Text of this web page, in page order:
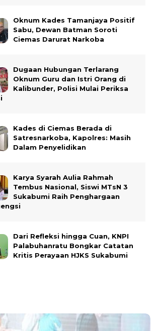
Oknum Kades Tamanjaya Positif
Sabu, Dewan Batman Soroti
Ciemas Darurat Narkoba
Dugaan Hubungan Terlarang
Oknum Guru dan Istri Orang di
Kalibunder, Polisi Mulai Periksa
Kades di Ciemas Berada di
Satresnarkoba, Kapolres: Masih
Dalam Penyelidikan
Karya Syarah Aulia Rahmah
Tembus Nasional, Siswi MTsN 3
Sukabumi Raih Penghargaan
Dari Refleksi hingga Cuan, KNPI
Palabuhanratu Bongkar Catatan
Kritis Perayaan HJKS Sukabumi